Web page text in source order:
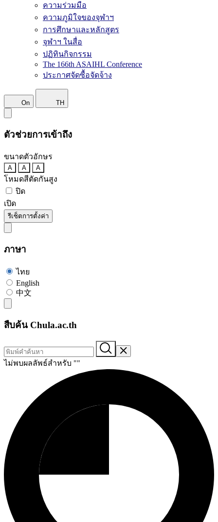
ความร่วมมือ
ความภูมิใจของจุฬาฯ
การศึกษาและหลักสูตร
จุฬาฯ ในสื่อ
ปฏิทินกิจกรรม
The 166th ASAIHL Conference
ประกาศจัดซื้อจัดจ้าง
On TH
ตัวช่วยการเข้าถึง
ขนาดตัวอักษร
A A A
โหมดสีตัดกันสูง
ปิด
เปิด
รีเซ็ตการตั้งค่า
ภาษา
ไทย
English
中文
สืบค้น Chula.ac.th
ไม่พบผลลัพธ์สำหรับ ""